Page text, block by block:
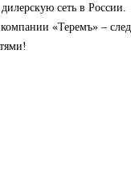
сеть в России.
«Теремъ» –